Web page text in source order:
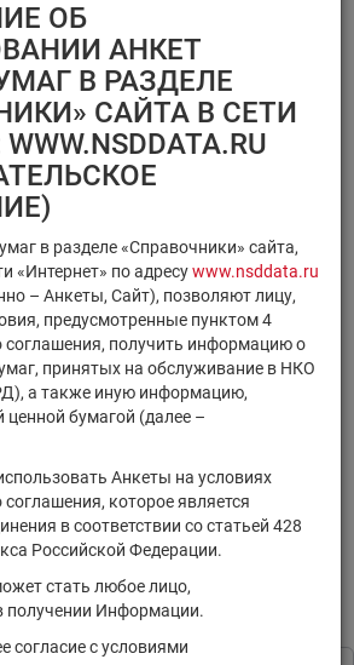
ОБ
АНКЕТ
В РАЗДЕЛЕ
САЙТА В СЕТИ
в разделе «Справочники» сайта,
«Интернет» по адресуwww.nsddata.ru
– Анкеты, Сайт), позволяют лицу,
предусмотренные пунктом 4
соглашения, получить информацию о
принятых на обслуживание в НКО
а также иную информацию,
ценной бумагой (далее –
Анкеты на условиях
которое является
в соответствии со статьей 428
Российской Федерации.
стать любое лицо,
получении Информации.
согласие с условиями
Тип идентификатора ц.б.
×
Регистрационный номер
×
ISIN
Очистить фильтр
Поиск
ПОИСКА:
не найдено. Задайте другие
в соответствии сПользовательским